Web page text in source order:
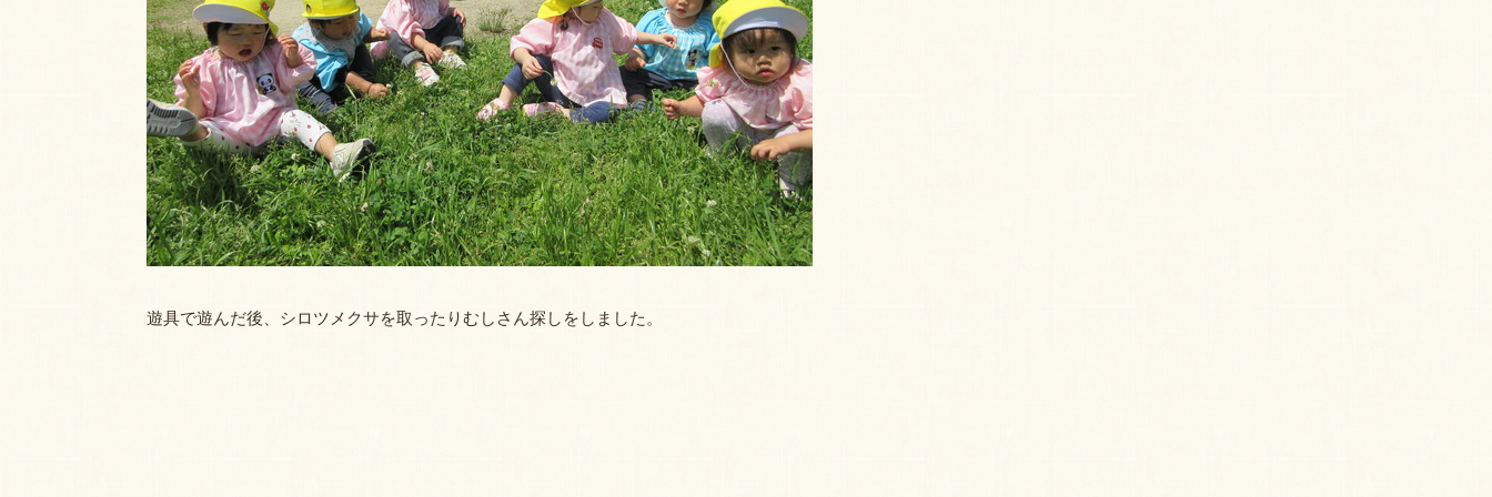
遊具で遊んだ後、シロツメクサを取ったりむしさん探しをしました。